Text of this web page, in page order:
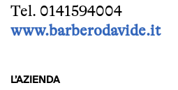
Tel. 0141594004
www.barberodavide.it
L’AZIENDA